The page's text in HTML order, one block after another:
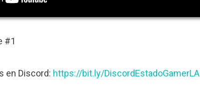
#1
en Discord: https://bit.ly/DiscordEstadoGamerLA